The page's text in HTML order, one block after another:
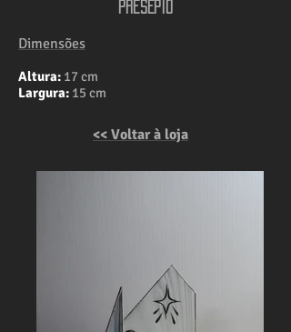
Presépio
Dimensões
Altura: 17 cm
Largura: 15 cm
<< Voltar à loja